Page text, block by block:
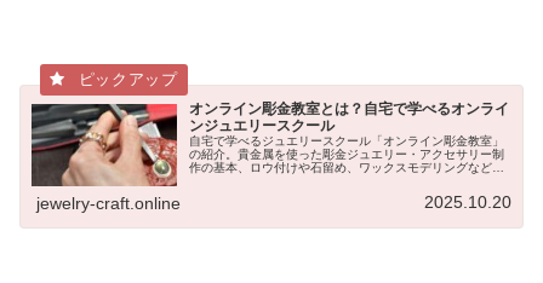
オンライン彫金教室とは？自宅で学べるオンライ
ンジュエリースクール
自宅で学べるジュエリースクール「オンライン彫金教室」
の紹介。貴金属を使った彫金ジュエリー・アクセサリー制
作の基本、ロウ付けや石留め、ワックスモデリングなど、
も、彫金アクセサリーの作り方が自宅で学べます。
jewelry-craft.online 2025.10.20